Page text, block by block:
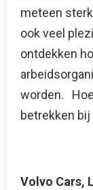
meteen
ook veel
ontdekken
worden.
betrekken
Volvo Cars,